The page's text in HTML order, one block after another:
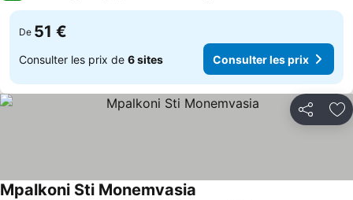
De 51 €
Consulter les prix de 6 sites Consulter les prix
Partager
Mpalkoni Sti Monemvasia